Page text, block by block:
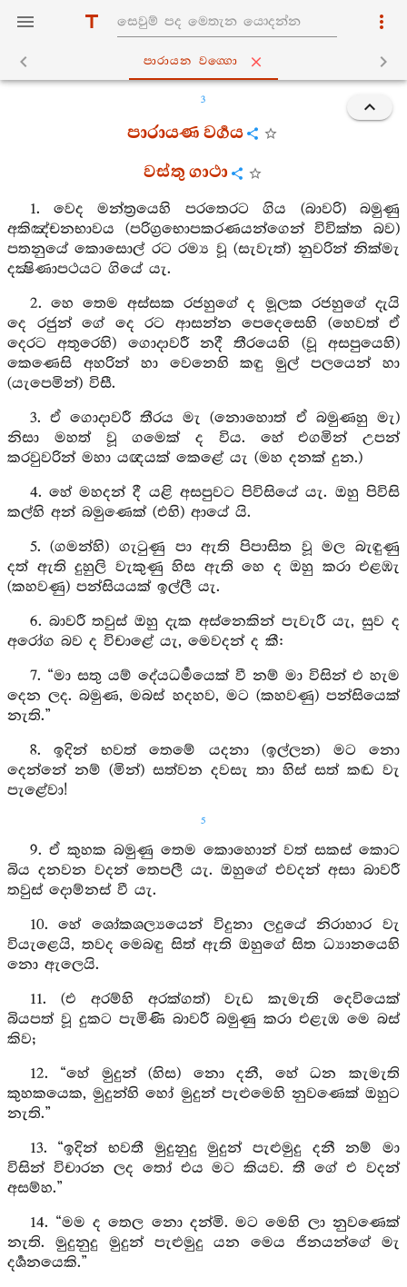
පාරායන වග‍්ගො
3
පාරායණ වර්‍ගය
වස්තු ගාථා
1. වෙද මන්ත්‍රයෙහි පරතෙරට ගිය (බාවරි) බමුණු
අකිඤ්චනභාවය (පරිග්‍රභොපකරණයන්ගෙන් විවික්ත බව)
පතනුයේ කොසොල් රට රම්‍ය වූ (සැවැත්) නුවරින් නික්මැ
දක්‍ෂිණාපථයට ගියේ යැ.
2. හෙ තෙම අස්සක රජහුගේ ද මූලක රජහුගේ දැයි
දෙ රජුන් ගේ දෙ රට ආසන්න පෙදෙසෙහි (හෙවත් ඒ
දෙරට අතුරෙහි) ගොදාවරී නදී තීරයෙහි (වූ අසපුයෙහි)
කෙණෙසි අහරින් හා වෙනෙහි කඳු මුල් පලයෙන් හා
(යැපෙමින්) විසී.
3. ඒ ගොදාවරී තීරය මැ (නොහොත් ඒ බමුණහු මැ)
නිසා මහත් වූ ගමෙක් ද විය. හේ එගමින් උපන්
කරවුවරින් මහා යඥයක් කෙළේ යැ (මහ දනක් දුන.)
4. හේ මහදන් දී යළි අසපුවට පිවිසියේ යැ. ඔහු පිවිසි
කල්හි අන් බමුණෙක් (එහි) ආයේ යි.
5. (ගමන්හි) ගැටුණු පා ඇති පිපාසිත වූ මල බැඳුණු
දත් ඇති දුහුලි වැකුණු හිස ඇති හෙ ද ඔහු කරා එළඹැ
(කහවණු) පන්සියයක් ඉල්ලී යැ.
6. බාවරී තවුස් ඔහු දැක අස්නෙකින් පැවැරී යැ, සුව ද
අරෝග බව ද විචාළේ යැ, මෙවදන් ද කී:
7. “මා සතු යම් දේයධර්‍මයෙක් වී නම් මා විසින් එ හැම
දෙන ලද. බමුණ, මබස් හදහව, මට (කහවණු) පන්සියෙක්
නැති.”
8. ඉදින් භවත් තෙමේ යදනා (ඉල්ලන) මට නො
දෙන්නේ නම් (මින්) සත්වන දවසැ තා හිස් සත් කඬ වැ
පැළේවා!
5
9. ඒ කුහක බමුණු තෙම කොහොන් වත් සකස් කොට
බිය දනවන වදන් තෙපලී යැ. ඔහුගේ එවදන් අසා බාවරී
තවුස් දොම්නස් වී යැ.
10. හේ ශෝකශල්‍යයෙන් විදුනා ලදුයේ නිරාහාර වැ
වියැළෙයි, තවද මෙබඳු සිත් ඇති ඔහුගේ සිත ධ්‍යානයෙහි
නො ඇලෙයි.
11. (එ අරම්හි අරක්ගත්) වැඩ කැමැති දෙවියෙක්
බියපත් වූ දුකට පැමිණි බාවරී බමුණු කරා එළැඹ මෙ බස්
කිව;
12. “හේ මුදුන් (හිස) නො දනී, හේ ධන කැමැති
කුහකයෙක, මුදුන්හි හෝ මුදුන් පැළුමෙහි නුවණෙක් ඔහුට
නැති.”
13. “ඉදින් භවතී මුදුනුදු මුදුන් පැළුමුදු දනී නම් මා
විසින් විචාරන ලද තෝ එය මට කියව. තී ගේ එ වදන්
අසම්හ.”
14. “මම ද තෙල නො දන්මි. මට මෙහි ලා නුවණෙක්
නැති. මුදුනුදු මුදුන් පැළුමුදු යන මෙය ජිනයන්ගේ මැ
දර්‍ශනයෙකි.”